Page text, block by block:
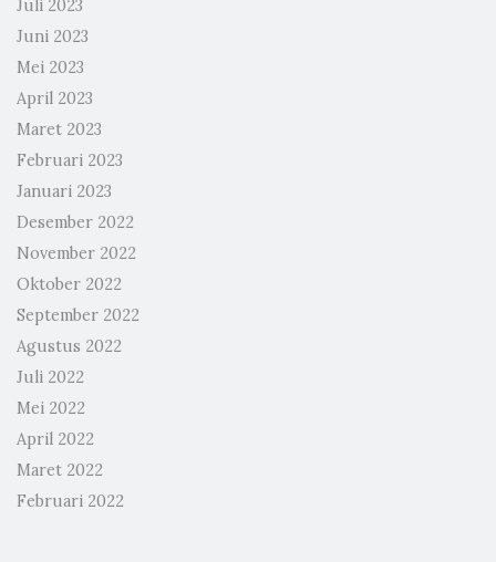
Juli 2023
Juni 2023
Mei 2023
April 2023
Maret 2023
Februari 2023
Januari 2023
Desember 2022
November 2022
Oktober 2022
September 2022
Agustus 2022
Juli 2022
Mei 2022
April 2022
Maret 2022
Februari 2022